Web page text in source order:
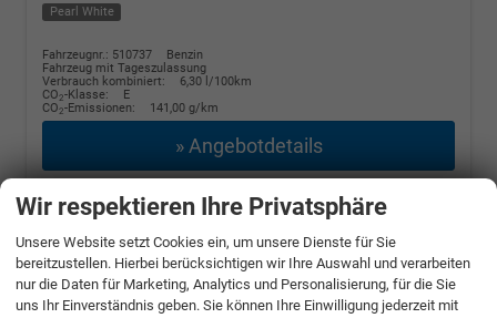
Pearl White
Fahrzeugnr.: 510737
Benzin
Fahrzeug mit Tageszulassung
Verbrauch kombiniert:
6,30 l/100km
CO2-Klasse:
E
CO2-Emissionen: 141,00 g/km
» Angebotdetails
27.390,– €
incl. 19% MwSt.
Wir respektieren Ihre Privatsphäre
Unsere Website setzt Cookies ein, um unsere Dienste für Sie
bereitzustellen. Hierbei berücksichtigen wir Ihre Auswahl und verarbeiten
nur die Daten für Marketing, Analytics und Personalisierung, für die Sie
uns Ihr Einverständnis geben. Sie können Ihre Einwilligung jederzeit mit